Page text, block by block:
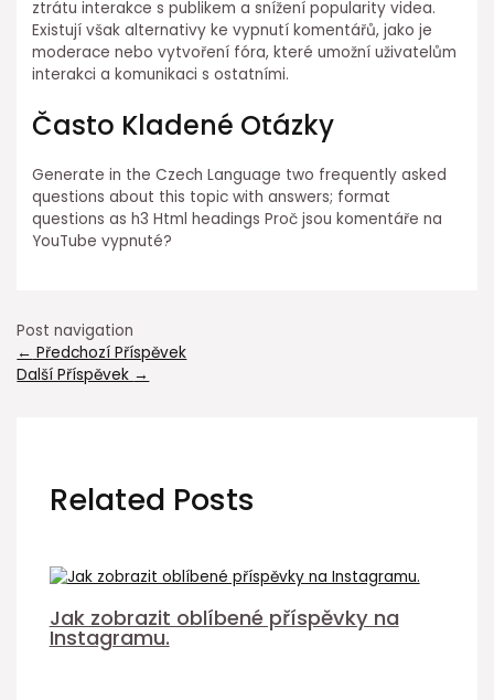
ztrátu interakce s publikem a snížení popularity videa.
Existují však alternativy ke vypnutí komentářů, jako je
moderace nebo vytvoření fóra, které umožní uživatelům
interakci a komunikaci s ostatními.
Často Kladené Otázky
Generate in the Czech Language two frequently asked
questions about this topic with answers; format
questions as h3 Html headings Proč jsou komentáře na
YouTube vypnuté?
Post navigation
← Předchozí Příspěvek
Další Příspěvek →
Related Posts
Jak zobrazit oblíbené příspěvky na
Instagramu.